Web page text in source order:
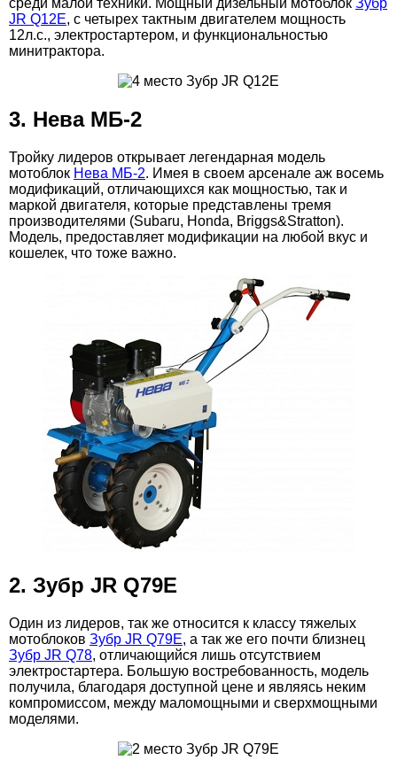
JR Q12E, с четырех тактным двигателем мощность
12л.с., электростартером, и функциональностью
минитрактора.
3. Нева МБ-2
Тройку лидеров открывает легендарная модель
мотоблок Нева МБ-2. Имея в своем арсенале аж восемь
модификаций, отличающихся как мощностью, так и
маркой двигателя, которые представлены тремя
производителями (Subaru, Honda, Briggs&Stratton).
Модель, предоставляет модификации на любой вкус и
кошелек, что тоже важно.
2. Зубр JR Q79E
Один из лидеров, так же относится к классу тяжелых
мотоблоков Зубр JR Q79E, а так же его почти близнец
Зубр JR Q78, отличающийся лишь отсутствием
электростартера. Большую востребованность, модель
получила, благодаря доступной цене и являясь неким
компромиссом, между маломощными и сверхмощными
моделями.